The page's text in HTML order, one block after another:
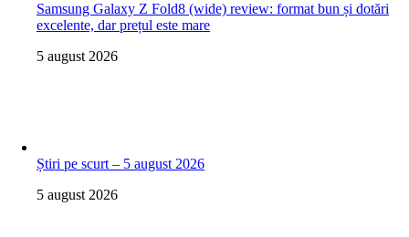
Samsung Galaxy Z Fold8 (wide) review: format bun și dotări
excelente, dar prețul este mare
5 august 2026
Știri pe scurt – 5 august 2026
5 august 2026